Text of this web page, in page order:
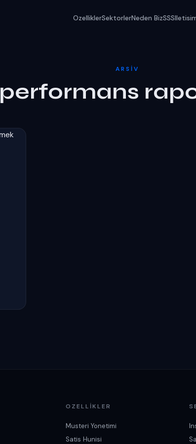
OzelliklerSektorlerNeden BizSSS
ARSIV
performans
OZELLIKLER
Musteri Yonetimi
Satis Hunisi